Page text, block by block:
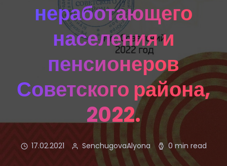
неработающего
населения и
пенсионеров
Советского района,
2022.
17.02.2021 SenchugovaAlyona 0 min read